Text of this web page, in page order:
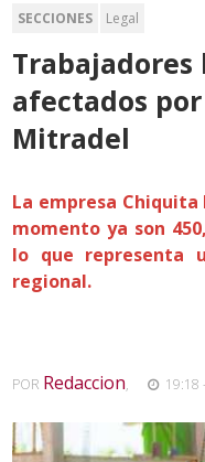
SECCIONES Legal
Trabajadores
afectados
Mitradel
La empresa Chiquita
momento ya son
lo que representa
regional.
POR Redaccion, 19:18